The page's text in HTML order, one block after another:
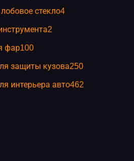
стекло4
2
фар100
защиты кузова250
интерьера авто462